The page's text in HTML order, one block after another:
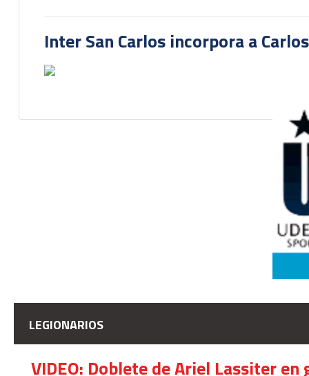
Inter San Carlos incorpora a
LEGIONARIOS
VIDEO: Doblete de Ariel Lassiter